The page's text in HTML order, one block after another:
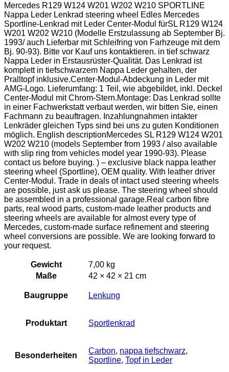
Mercedes R129 W124 W201 W202 W210 SPORTLINE
Nappa Leder Lenkrad steering wheel Edles Mercedes
Sportline-Lenkrad mit Leder Center-Modul fürSL R129 W124
W201 W202 W210 (Modelle Erstzulassung ab September Bj.
1993/ auch Lieferbar mit Schleifring von Farhzeuge mit dem
Bj. 90-93). Bitte vor Kauf uns kontaktieren. in tief schwarz
Nappa Leder in Erstausrüster-Qualität. Das Lenkrad ist
komplett in tiefschwarzem Nappa Leder gehalten, der
Pralltopf inklusive.Center-Modul-Abdeckung in Leder mit
AMG-Logo. Lieferumfang: 1 Teil, wie abgebildet, inkl. Deckel
Center-Modul mit Chrom-Stern.Montage: Das Lenkrad sollte
in einer Fachwerkstatt verbaut werden, wir bitten Sie, einen
Fachmann zu beauftragen. Inzahlungnahmen intakter
Lenkräder gleichen Typs sind bei uns zu guten Konditionen
möglich. English descriptionMercedes SL R129 W124 W201
W202 W210 (models September from 1993 / also available
with slip ring from vehicles model year 1990-93). Please
contact us before buying. ) – exclusive black nappa leather
steering wheel (Sportline), OEM quality. With leather driver
Center-Modul. Trade in deals of intact used steering wheels
are possible, just ask us please. The steering wheel should
be assembled in a professional garage.Real carbon fibre
parts, real wood parts, custom-made leather products and
steering wheels are available for almost every type of
Mercedes, custom-made surface refinement and steering
wheel conversions are possible. We are looking forward to
your request.
Gewicht
7,00 kg
Maße
42 × 42 × 21 cm
Baugruppe Lenkung
Produktart Sportlenkrad
Besonderheiten
Carbon, nappa tiefschwarz,
Sportline, Topf in Leder